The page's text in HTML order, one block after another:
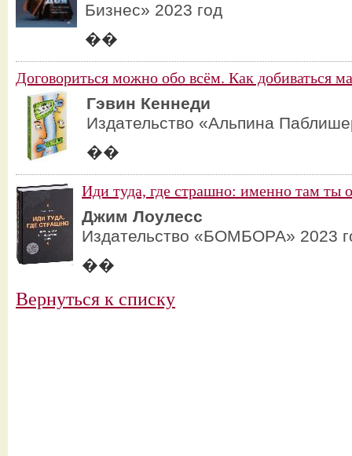
Бизнес» 2023 год
��
Договориться можно обо всём. Как добиваться
Гэвин Кеннеди
Издательство «Альпина
��
Иди туда, где страшно: именно там ты
Джим Лоулесс
Издательство «БОМБОРА» 2023
��
Вернуться к списку